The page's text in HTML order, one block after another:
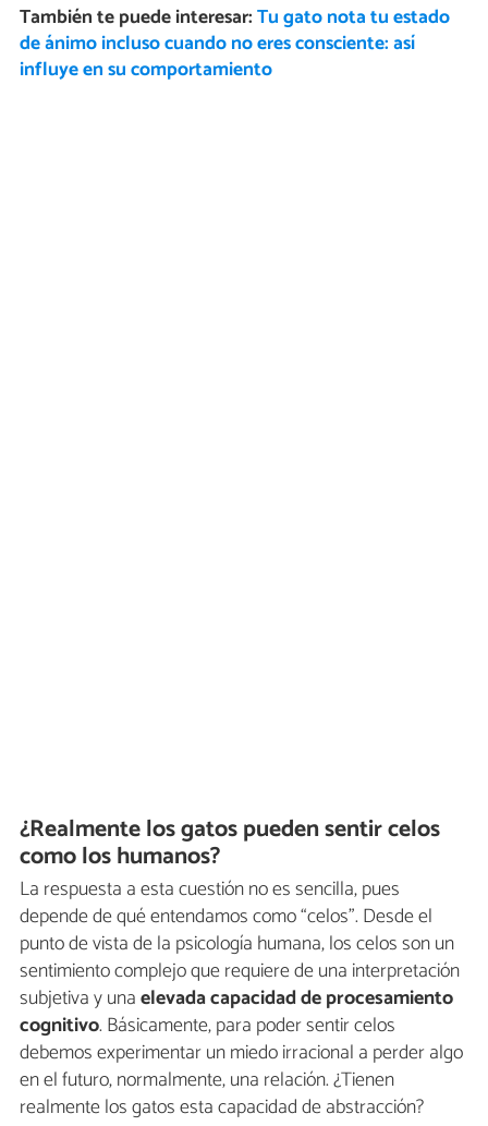
También te puede interesar:Tu gato nota tu estado
de ánimo incluso cuando no eres consciente: así
influye en su comportamiento
¿Realmente los gatos pueden sentir celos
como los humanos?
La respuesta a esta cuestión no es sencilla, pues
depende de qué entendamos como “celos”. Desde el
punto de vista de la psicología humana, los celos son un
sentimiento complejo que requiere de una interpretación
subjetiva y unaelevada capacidad de procesamiento
cognitivo. Básicamente, para poder sentir celos
debemos experimentar un miedo irracional a perder algo
en el futuro, normalmente, una relación. ¿Tienen
realmente los gatos esta capacidad de abstracción?